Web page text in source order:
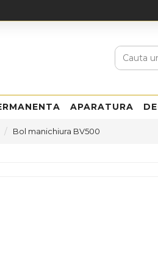
APARATURA
Bol manichiura BV500